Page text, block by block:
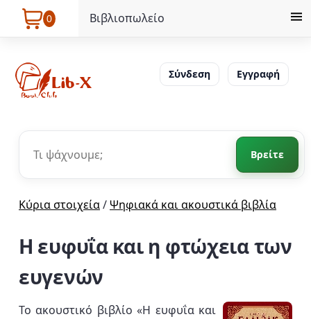
0 Βιβλιοπωλείο
Σύνδεση Εγγραφή
Βρείτε
Κύρια στοιχεία/Ψηφιακά και ακουστικά βιβλία
Η ευφυΐα και η φτώχεια των
ευγενών
Το ακουστικό βιβλίο «Η ευφυΐα και